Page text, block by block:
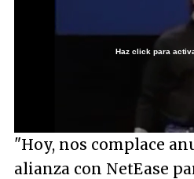
Haz click para
"Hoy, nos complace
alianza con NetEase